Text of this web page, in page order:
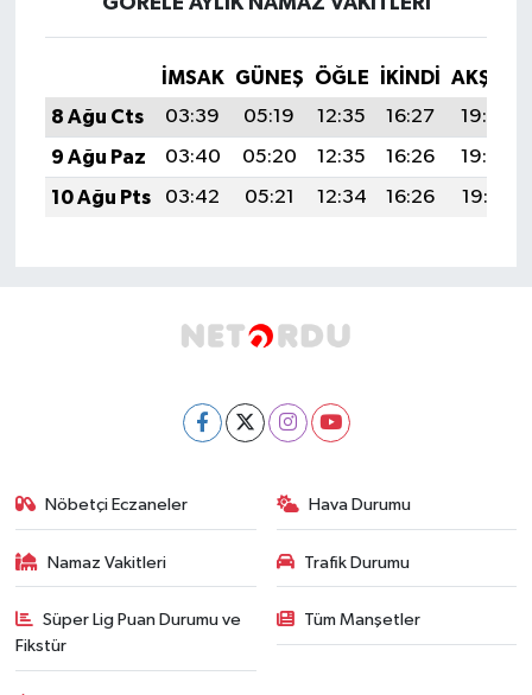
İMSAK GÜNEŞ ÖĞLE İKINDI
AKŞAM
8 Ağu Cts
03:39 05:19 12:35 16:27
19:40
9 Ağu Paz
03:40 05:20 12:35 16:26
19:39
10 Ağu Pts
03:42 05:21 12:34 16:26 19:38
Nöbetçi Eczaneler Hava Durumu
Namaz Vakitleri Trafik Durumu
Süper Lig Puan Durumu ve
Fikstür
Tüm Manşetler